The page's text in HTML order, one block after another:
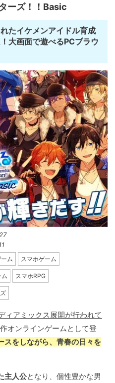
ーズ！！Basic
たイケメンアイドル育成
大画面で遊べるPCブラウ
ム スマホゲーム
スマホRPG
ィアミックス展開が行われて
オンラインゲームとして登
スをしながら、青春の日々を
主人公となり、個性豊かな男